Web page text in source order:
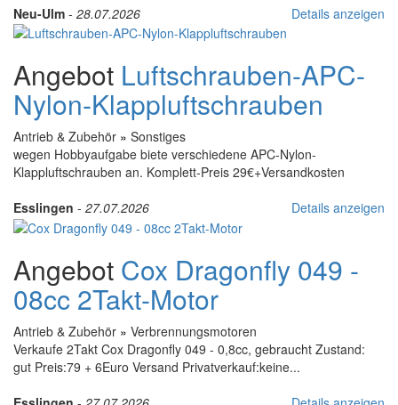
Neu-Ulm - 28.07.2026 Details anzeigen
Angebot Luftschrauben-APC-
Nylon-Klappluftschrauben
Antrieb & Zubehör » Sonstiges
wegen Hobbyaufgabe biete verschiedene APC-Nylon-
Klappluftschrauben an. Komplett-Preis 29€+Versandkosten
Esslingen - 27.07.2026 Details anzeigen
Angebot Cox Dragonfly 049 -
08cc 2Takt-Motor
Antrieb & Zubehör » Verbrennungsmotoren
Verkaufe 2Takt Cox Dragonfly 049 - 0,8cc, gebraucht Zustand:
gut Preis:79 + 6Euro Versand Privatverkauf:keine...